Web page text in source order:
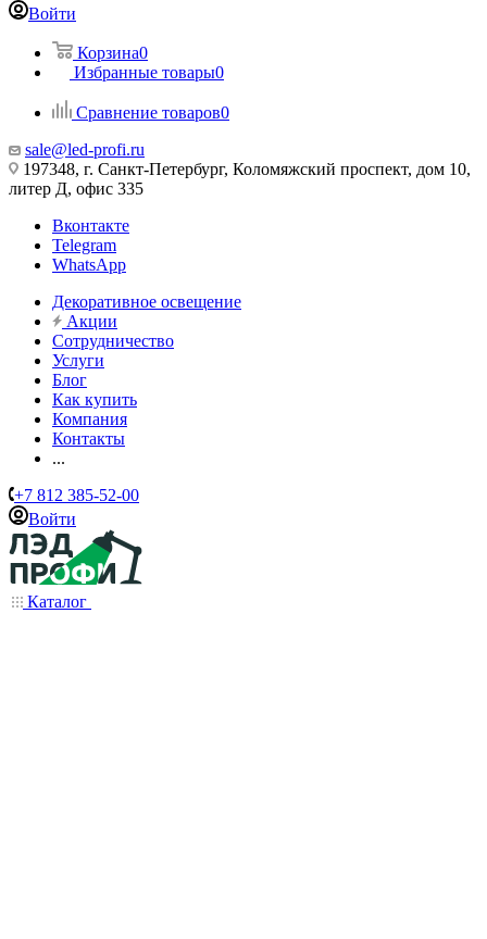
Войти
Корзина0
Избранные товары0
Сравнение товаров0
sale@led-profi.ru
197348, г. Санкт-Петербург, Коломяжский проспект, дом 10,
литер Д, офис 335
Вконтакте
Telegram
WhatsApp
Декоративное освещение
Акции
Сотрудничество
Услуги
Блог
Как купить
Компания
Контакты
...
+7 812 385-52-00
Войти
Каталог